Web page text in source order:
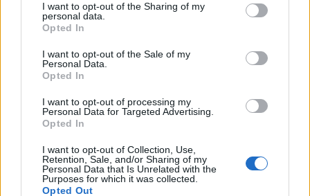
I want to opt-out of the Sharing of my
personal data.
Opted In
I want to opt-out of the Sale of my
Personal Data.
Opted In
I want to opt-out of processing my
Personal Data for Targeted Advertising.
Opted In
I want to opt-out of Collection, Use,
Retention, Sale, and/or Sharing of my
Personal Data that Is Unrelated with the
Purposes for which it was collected.
Opted Out
Leggi i commenti precedenti...
Kittèmmuort: Buongiorno fratellina
·Ti stimo·Rispondi
to56ny:buongiorno Mic